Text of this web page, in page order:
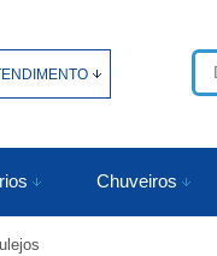
4834381753
atendimento@alianda.com.br
Chuveiros